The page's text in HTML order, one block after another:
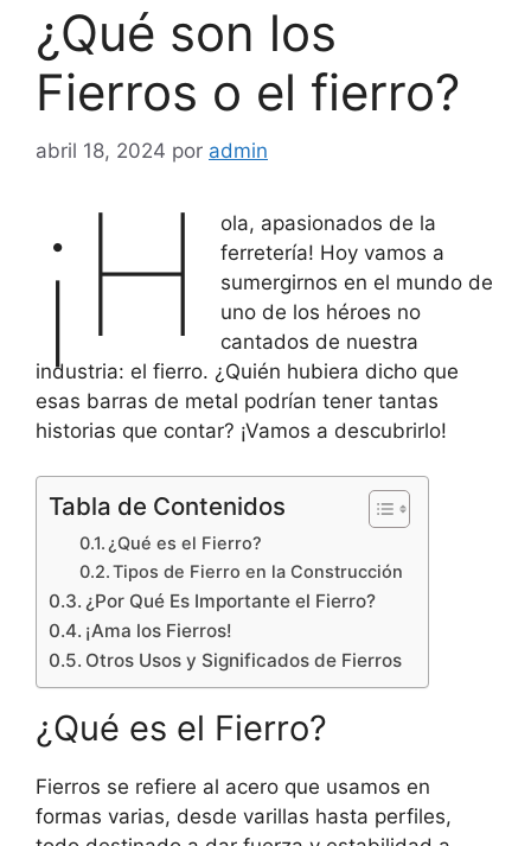
¿Qué son los
Fierros o el fierro?
abril 18, 2024 por admin
¡H
ola, apasionados de la
ferretería! Hoy vamos a
sumergirnos en el mundo de
uno de los héroes no
cantados de nuestra
industria: el fierro. ¿Quién hubiera dicho que
esas barras de metal podrían tener tantas
historias que contar? ¡Vamos a descubrirlo!
Tabla de Contenidos
¿Qué es el Fierro?
Tipos de Fierro en la Construcción
¿Por Qué Es Importante el Fierro?
¡Ama los Fierros!
Otros Usos y Significados de Fierros
¿Qué es el Fierro?
Fierros se refiere al acero que usamos en
formas varias, desde varillas hasta perfiles,